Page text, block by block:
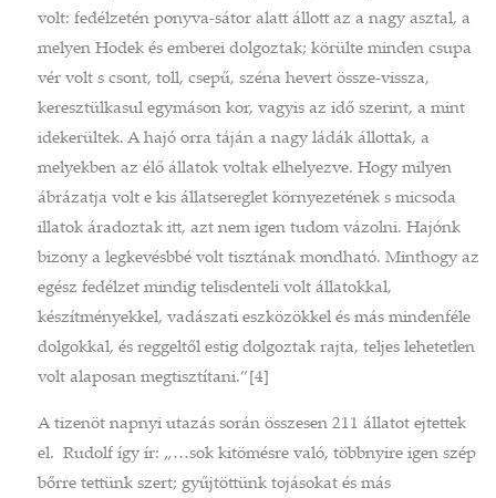
volt: fedélzetén ponyva-sátor alatt állott az a nagy asztal, a
melyen Hodek és emberei dolgoztak; körülte minden csupa
vér volt s csont, toll, csepű, széna hevert össze-vissza,
keresztülkasul egymáson kor, vagyis az idő szerint, a mint
idekerültek. A hajó orra táján a nagy ládák állottak, a
melyekben az élő állatok voltak elhelyezve. Hogy milyen
ábrázatja volt e kis állatsereglet környezetének s micsoda
illatok áradoztak itt, azt nem igen tudom vázolni. Hajónk
bizony a legkevésbbé volt tisztának mondható. Minthogy az
egész fedélzet mindig telisdenteli volt állatokkal,
készítményekkel, vadászati eszközökkel és más mindenféle
dolgokkal, és reggeltől estig dolgoztak rajta, teljes lehetetlen
volt alaposan megtisztítani.”[4]
A tizenöt napnyi utazás során összesen 211 állatot ejtettek
el. Rudolf így ír: „…sok kitömésre való, többnyire igen szép
bőrre tettünk szert; gyűjtöttünk tojásokat és más